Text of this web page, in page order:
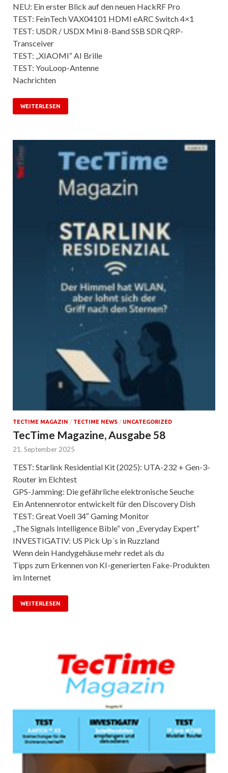
NEU: Ein erster Blick auf den neuen HackRF Pro
TEST: FeinTech VAX04101 HDMI eARC Switch 4×1
TEST: USDR / USDX Mini 8-Band SSB SDR QRP-
Transceiver
TEST: „XIAOMI“ AI Brille
TEST: YouLoop-Antenne
Nachrichten
WEITERLESEN
TECTIME MAGAZIN / TECTIME NEWS / UNCATEGORIZED
TecTime Magazine, Ausgabe 58
21. September 2025
TEST: Starlink Residential Kit (2025): UTA-232 + Gen-3-
Router im Elchtest
GPS-Jamming: Die gefährliche elektronische Seuche
Ein Antennenrotor entwickelt für den Discovery Dish
TEST: Great Voell 34″ Gaming Monitor
„The Signals Intelligence Bible“ von „Everyday Expert“
INVESTIGATIV: US Pick Up´s in Ruzzland
Wenn dein Handygehäuse mehr redet als du
Tipps zum Erkennen von KI-generierten Fake-Produkten
im Internet
WEITERLESEN